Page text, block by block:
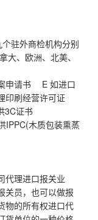
驻外商检机构分别
大、欧洲、北美、
申请书 E 如进口
印刷经营许可证
3C证书
IPPC(木质包装熏蒸
代理进口报关业
关员，也可以做报
物的所有权进口代